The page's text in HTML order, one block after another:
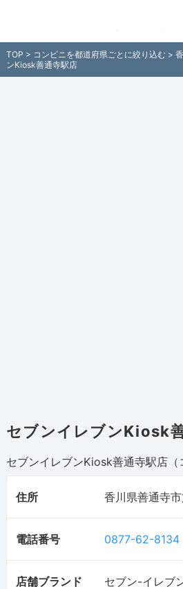
県善通寺市）のコンビニ情報 - 全国
のコンビニを住所付きでご紹介！
国のコンビニ検索サイト「コンビニ
スストアマップ」
TOP > コンビニを都道府県ごとに絞り込む>
ンKiosk善通寺駅店
セブンイレブンKiosk
セブンイレブンKiosk善通寺駅店（
住所 香川県善通寺
電話番号 0877-62-8134
店舗ブランド セブン-イレブ